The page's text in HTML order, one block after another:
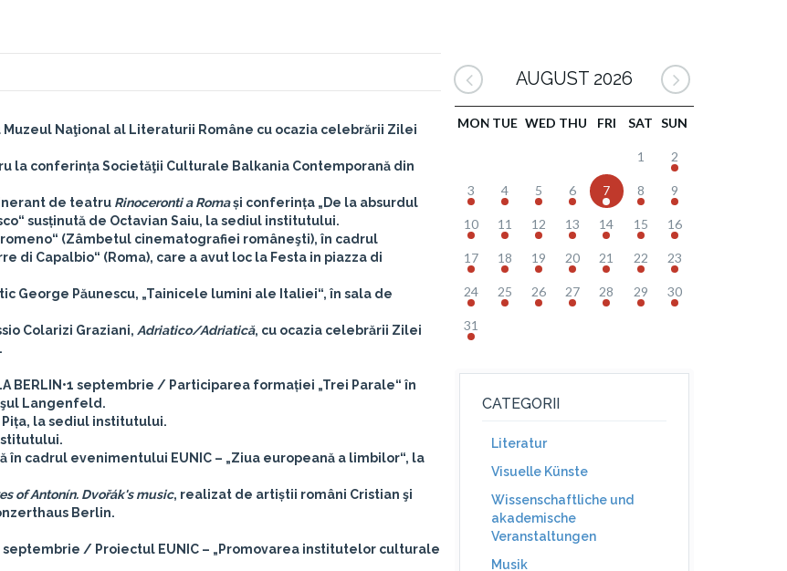
Naţional al Literaturii Române cu ocazia celebrării Zilei
la conferința Societăţii Culturale Balkania Contemporană din
de teatru Rinoceronti a Romași conferința „De la absurdul
susținută de Octavian Saiu, la sediul institutului.
(Zâmbetul cinematografiei româneşti), în cadrul
Capalbio“ (Roma), care a avut loc la Festa in piazza di
George Păunescu, „Tainicele lumini ale Italiei“, în sala de
Colarizi Graziani, Adriatico/Adriatică, cu ocazia celebrării Zilei
BERLIN •1 septembrie / Participarea formației „Trei Parale“ în
Langenfeld.
Pița, la sediul institutului.
în cadrul evenimentului EUNIC – „Ziua europeană a limbilor“, la
of Antonín. Dvořák's music, realizat de artiștii români Cristian şi
Berlin.
septembrie / Proiectul EUNIC – „Promovarea institutelor culturale
AUGUST 2026
MON TUE WED THU FRI SAT SUN
1 2
3 4 5 6 7 8 9
10 11 12 13 14 15 16
17 18 19 20 21 22 23
24 25 26 27 28 29 30
31
CATEGORII
Literatur
Visuelle Künste
Wissenschaftliche und
akademische
Veranstaltungen
Musik